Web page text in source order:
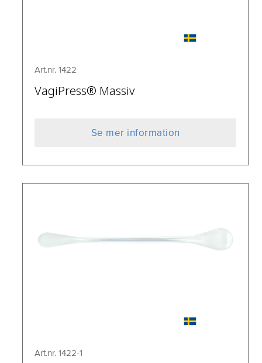
Art.nr. 1422
VagiPress® Massiv
Se mer information
Art.nr. 1422-1